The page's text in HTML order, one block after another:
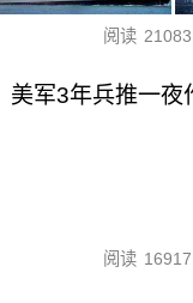
阅读 21083
美军3年兵推一夜
阅读 16917